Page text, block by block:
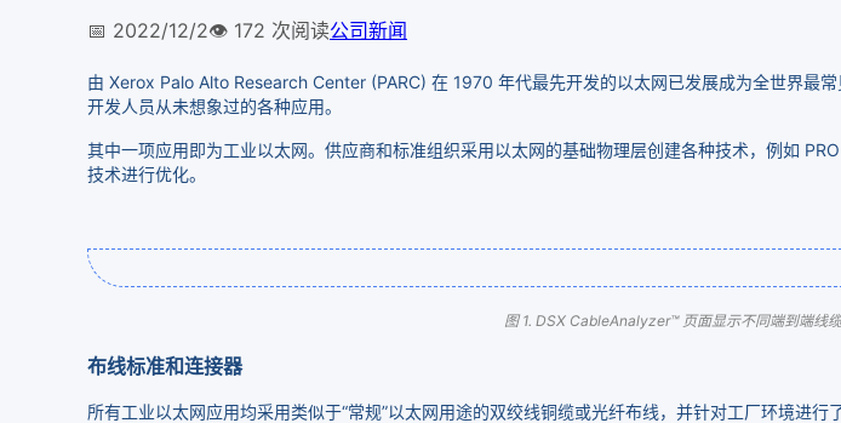
📅 2022/12/2👁️ 172 次阅读公司新闻
由 Xerox Palo Alto Research Center (PARC) 在 1970 年代最先开发的以太网已发展成为全世界最
开发人员从未想象过的各种应用。
其中一项应用即为工业以太网。供应商和标准组织采用以太网的基础物理层创建各种技术，例如
技术进行优化。
图 1. DSX CableAnalyzer™ 页面显示不同端到端线
布线标准和连接器
所有工业以太网应用均采用类似于“常规”以太网用途的双绞线铜缆或光纤布线，并针对工厂环境进